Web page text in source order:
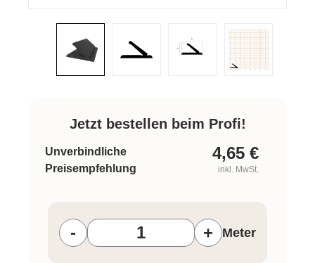
Jetzt bestellen beim Profi!
Unverbindliche
Preisempfehlung
4,65 €
inkl. MwSt.
- + Meter